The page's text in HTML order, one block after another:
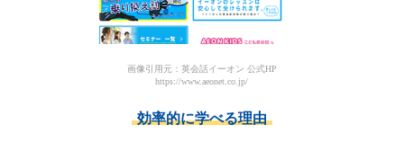
画像引用元：英会話イーオン 公式HP
https://www.aeonet.co.jp/
効率的に学べる理由